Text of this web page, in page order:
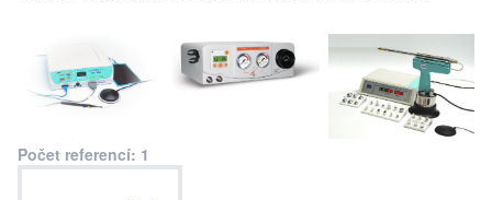
Počet referencí: 1